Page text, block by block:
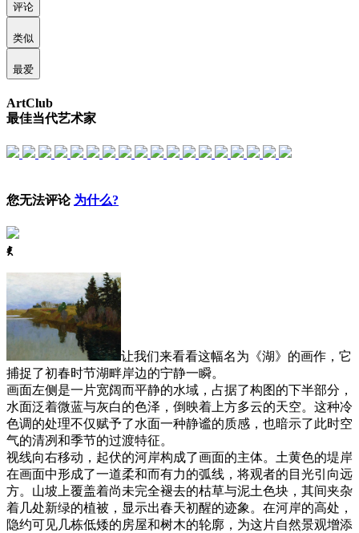
评论
类似
最爱
ArtClub
最佳当代艺术家
您无法评论 为什么?
ꈅ
让我们来看看这幅名为《湖》的画作，它
捕捉了初春时节湖畔岸边的宁静一瞬。
画面左侧是一片宽阔而平静的水域，占据了构图的下半部分，
水面泛着微蓝与灰白的色泽，倒映着上方多云的天空。这种冷
色调的处理不仅赋予了水面一种静谧的质感，也暗示了此时空
气的清冽和季节的过渡特征。
视线向右移动，起伏的河岸构成了画面的主体。土黄色的堤岸
在画面中形成了一道柔和而有力的弧线，将观者的目光引向远
方。山坡上覆盖着尚未完全褪去的枯草与泥土色块，其间夹杂
着几处新绿的植被，显示出春天初醒的迹象。在河岸的高处，
隐约可见几栋低矮的房屋和树木的轮廓，为这片自然景观增添